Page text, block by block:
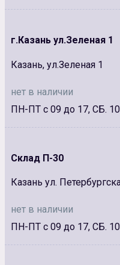
г.Казань ул.Зеленая 1
Казань, ул.Зеленая 1
нет в наличии
ПН-ПТ с 09 до 17, СБ.
Склад П-30
Казань ул.
нет в наличии
ПН-ПТ с 09 до 17, СБ.